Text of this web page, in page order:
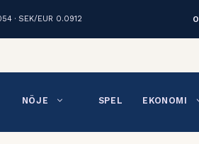
· SEK/EUR 0.0912
NÖJE SPEL EKONOMI